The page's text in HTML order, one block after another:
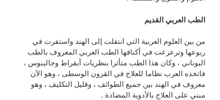
الطب العربي القديم
من بين العلوم العربية التي انتقلت إلى الهند واستقرت في
ربوعها وترعرعت في أكنافها الطب العربي المعروف بالطب
اليوناني ، وكان هذا الطب متأثرا بنظريات أبقراط وجالينوس ،
فاتخذه العرب نظاما للعلاج في القرون الوسطى ، وهو الآن
معروف في الهند بين جميع الطوائف ، وقليل التكليف ، وهو
مبني على العلاج بالأدوية المضادة .